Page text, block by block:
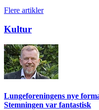
Flere artikler
Kultur
Lungeforeningens nye
Stemningen var fantastisk